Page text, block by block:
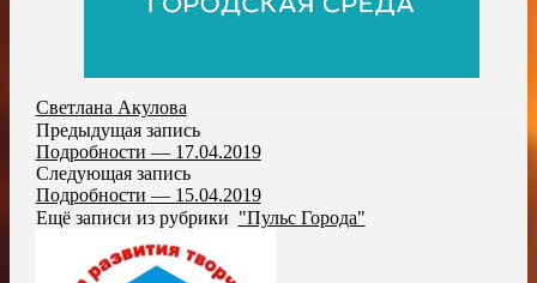
Светлана Акулова
Предыдущая запись
Подробности — 17.04.2019
Следующая запись
Подробности — 15.04.2019
Ещё записи из рубрики "Пульс Города"